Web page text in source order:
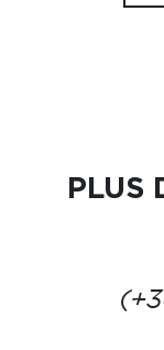
PLUS